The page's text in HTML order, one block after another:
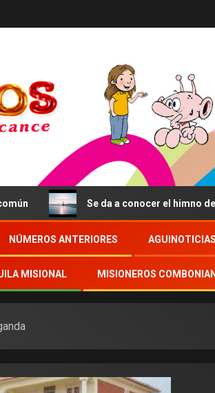
Se da a conocer el himno de la JMJ de
NÚMEROS ANTERIORES AGUINOTICIAS
MISIONAL MISIONEROS